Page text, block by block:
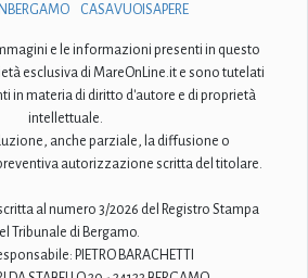
CASAVUOISAPERE
e le informazioni presenti in questo
esclusiva di MareOnLine.it e sono tutelati
in materia di diritto d'autore e di proprietà
intellettuale.
anche parziale, la diffusione o
autorizzazione scritta del titolare.
al numero 3/2026 del Registro Stampa
Tribunale di Bergamo.
PIETRO BARACHETTI